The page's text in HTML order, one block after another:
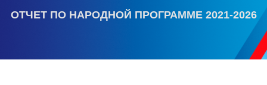
ОТЧЕТ ПО НАРОДНОЙ ПРОГРАММЕ 2021-2026